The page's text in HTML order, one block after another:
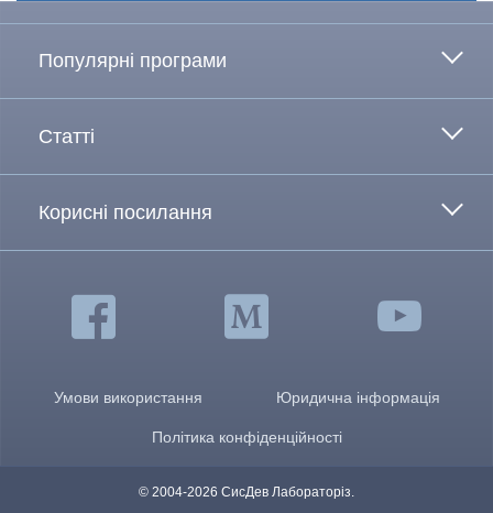
Популярні програми
Статті
Корисні посилання
Умови використання Юридична інформація
Політика конфіденційності
© 2004-2026 СисДев Лабораторіз.